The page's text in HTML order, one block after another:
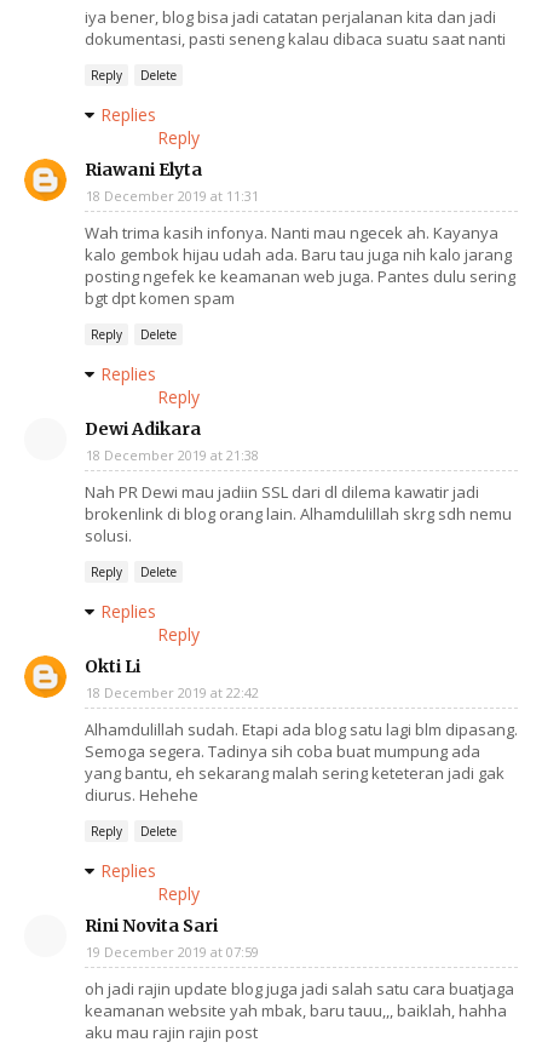
iya bener, blog bisa jadi catatan perjalanan kita dan jadi
dokumentasi, pasti seneng kalau dibaca suatu saat nanti
Reply Delete
Replies
Reply
Riawani Elyta
18 December 2019 at 11:31
Wah trima kasih infonya. Nanti mau ngecek ah. Kayanya
kalo gembok hijau udah ada. Baru tau juga nih kalo jarang
posting ngefek ke keamanan web juga. Pantes dulu sering
bgt dpt komen spam
Reply Delete
Replies
Reply
Dewi Adikara
18 December 2019 at 21:38
Nah PR Dewi mau jadiin SSL dari dl dilema kawatir jadi
brokenlink di blog orang lain. Alhamdulillah skrg sdh nemu
solusi.
Reply Delete
Replies
Reply
Okti Li
18 December 2019 at 22:42
Alhamdulillah sudah. Etapi ada blog satu lagi blm dipasang.
Semoga segera. Tadinya sih coba buat mumpung ada
yang bantu, eh sekarang malah sering keteteran jadi gak
diurus. Hehehe
Reply Delete
Replies
Reply
Rini Novita Sari
19 December 2019 at 07:59
oh jadi rajin update blog juga jadi salah satu cara buatjaga
keamanan website yah mbak, baru tauu,,, baiklah, hahha
aku mau rajin rajin post